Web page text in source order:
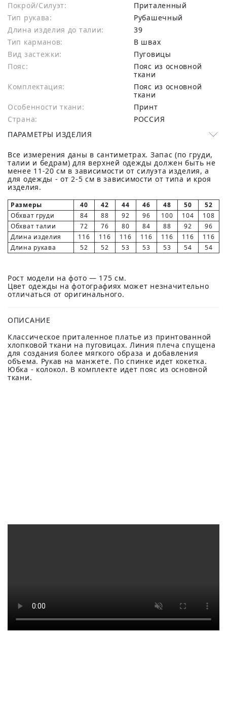
Покрой/Силуэт:
Приталенный
Тип рукава:
Рубашечный
Длина изделия до талии:
39
Тип карманов:
В швах
Вид застежки:
Пуговицы
Пояс:
Пояс из основной
ткани
Комплектация:
Пояс из основной
ткани
Особенности ткани:
Принт
Страна:
РОССИЯ
ПАРАМЕТРЫ ИЗДЕЛИЯ
Все измерения даны в сантиметрах. Запас (по груди,
талии и бедрам) для верхней одежды должен быть не
менее 11-20 см в зависимости от силуэта изделия, а
для одежды - от 2-5 см в зависимости от типа и кроя
изделия.
Размеры 40 42 44 46 48 50
52
Обхват груди
84 88 92 96 100 104
108
Обхват талии
72 76 80 84 88 92
96
Длина изделия
116 116 116 116 116 116
116
Длина рукава
52 52 53 53 53 54 54
Рост модели на фото — 175 см.
Цвет одежды на фотографиях может незначительно
отличаться от оригинального.
ОПИСАНИЕ
Классическое приталенное платье из принтованной
хлопковой ткани на пуговицах. Линия плеча спущена
для создания более мягкого образа и добавления
объема. Рукав на манжете. По спинке идет кокетка.
Юбка - колокол. В комплекте идет пояс из основной
ткани.